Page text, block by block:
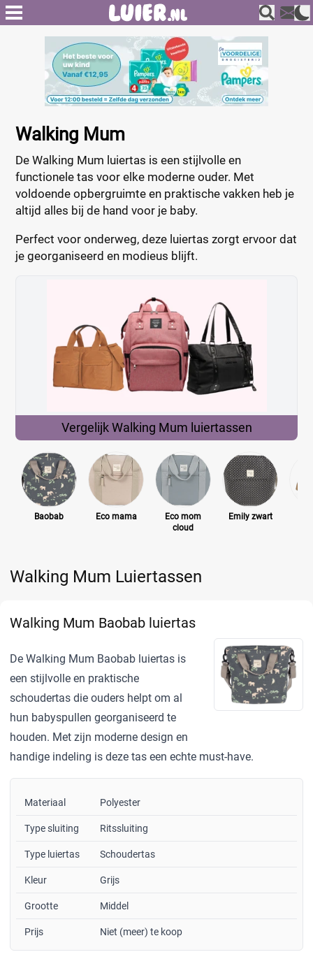
Walking Mum
De Walking Mum luiertas is een stijlvolle en
functionele tas voor elke moderne ouder. Met
voldoende opbergruimte en praktische vakken heb je
altijd alles bij de hand voor je baby.
Perfect voor onderweg, deze luiertas zorgt ervoor dat
je georganiseerd en modieus blijft.
Vergelijk Walking Mum luiertassen
Baobab Eco mama
Eco mom
cloud
Emily zwart
Walking Mum Luiertassen
Walking Mum Baobab luiertas
De Walking Mum Baobab luiertas is
een stijlvolle en praktische
schoudertas die ouders helpt om al
hun babyspullen georganiseerd te
houden. Met zijn moderne design en
handige indeling is deze tas een echte must-have.
Materiaal Polyester
Type sluiting Ritssluiting
Type luiertas Schoudertas
Kleur Grijs
Grootte Middel
Prijs Niet (meer) te koop